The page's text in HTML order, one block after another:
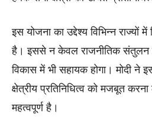
इस योजना का उद्देश्य विभिन्न राज्यों
है। इससे न केवल राजनीतिक संतुलन
विकास में भी सहायक होगा। मोदी ने
क्षेत्रीय प्रतिनिधित्व को मजबूत
महत्वपूर्ण है।